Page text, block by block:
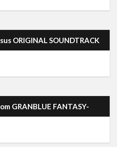
ORIGINAL SOUNDTRACK
GRANBLUE FANTASY-